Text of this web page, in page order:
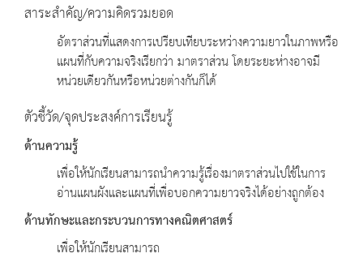
สาระสำคัญ/ความคิดรวมยอด
อัตราส่วนที่แสดงการเปรียบเทียบระหว่างความยาวในภาพหรือ
แผนที่กับความจริงเรียกว่า มาตราส่วน โดยระยะห่างอาจมี
หน่วยเดียวกันหรือหน่วยต่างกันก็ได้
ตัวชี้วัด/จุดประสงค์การเรียนรู้
ด้านความรู้
เพื่อให้นักเรียนสามารถนำความรู้เรื่องมาตราส่วนไปใช้ในการ
อ่านแผนผังและแผนที่เพื่อบอกความยาวจริงได้อย่างถูกต้อง
ด้านทักษะและกระบวนการทางคณิตศาสตร์
เพื่อให้นักเรียนสามารถ